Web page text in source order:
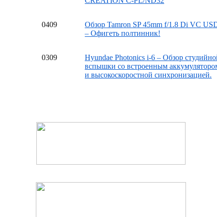
0409
Обзор Tamron SP 45mm f/1.8 Di VC
– Офигеть полтинник!
0309
Hyundae Photonics i-6 – Обзор
вспышки со встроенным
и высокоскоростной синхронизацией.